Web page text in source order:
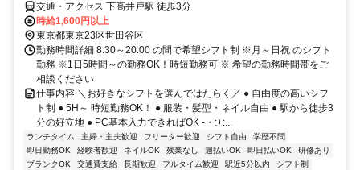
交通・アクセス 下高井戸駅 徒歩3分
時給1,600円以上
東京都東京23区世田谷区
勤務時間詳細 8:30～20:00 の間で希望シフト制 ※月～日祝 のシフト
勤務 ※1日5時間～の勤務OK！時短勤務可 ※ 希望の勤務時間帯をご
相談ください
仕事内容 ＼お好きなシフトを選んではたらく／ ● 自由度の高いシフ
ト制 ● 5H～ 時短勤務OK！ ● 服装・髪型・ネイル自由 ● 駅から徒歩3
分の好立地 ● PC基本入力できればOK -・:+:...
ランチタイム 主婦・主夫歓迎 フリーター歓迎 シフト自由
学歴不問
即日勤務OK
経験者歓迎 ネイルOK 残業なし 週払いOK 即日払いOK
研修あり
ブランクOK
交通費支給 長期歓迎 フルタイム歓迎 駅近5分以内
シフト制